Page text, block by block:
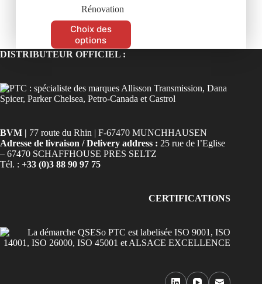
Rénovation
Choix des
options
DISTRIBUTEUR OFFICIEL :
BVM | 77 route du Rhin | F-67470 MUNCHHAUSEN
Adresse de livraison / Delivery address : 25 rue de l’Eglise
– 67470 SCHAFFHOUSE PRES SELTZ
Tél. : +33 (0)3 88 90 97 75
CERTIFICATIONS